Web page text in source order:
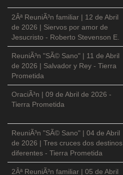
2Âª ReuniÃ³n familiar | 12 de Abril
de 2026 | Siervos por amor de
Jesucristo - Roberto Stevenson E.
ReuniÃ³n "SÃ© Sano" | 11 de Abril
de 2026 | Salvador y Rey - Tierra
Prometida
OraciÃ³n | 09 de Abril de 2026 -
Tierra Prometida
ReuniÃ³n "SÃ© Sano" | 04 de Abril
de 2026 | Tres cruces dos destinos
diferentes - Tierra Prometida
2Âª ReuniÃ³n familiar | 05 de Abril